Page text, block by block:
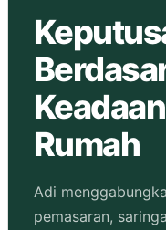
Rumah
Adi
pemasaran,